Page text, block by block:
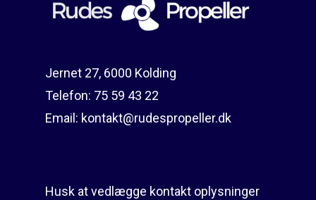
Jernet 27, 6000 Kolding
Telefon: 75 59 43 22
Email: kontakt@rudespropeller.dk
Husk at vedlægge kontakt oplysninger